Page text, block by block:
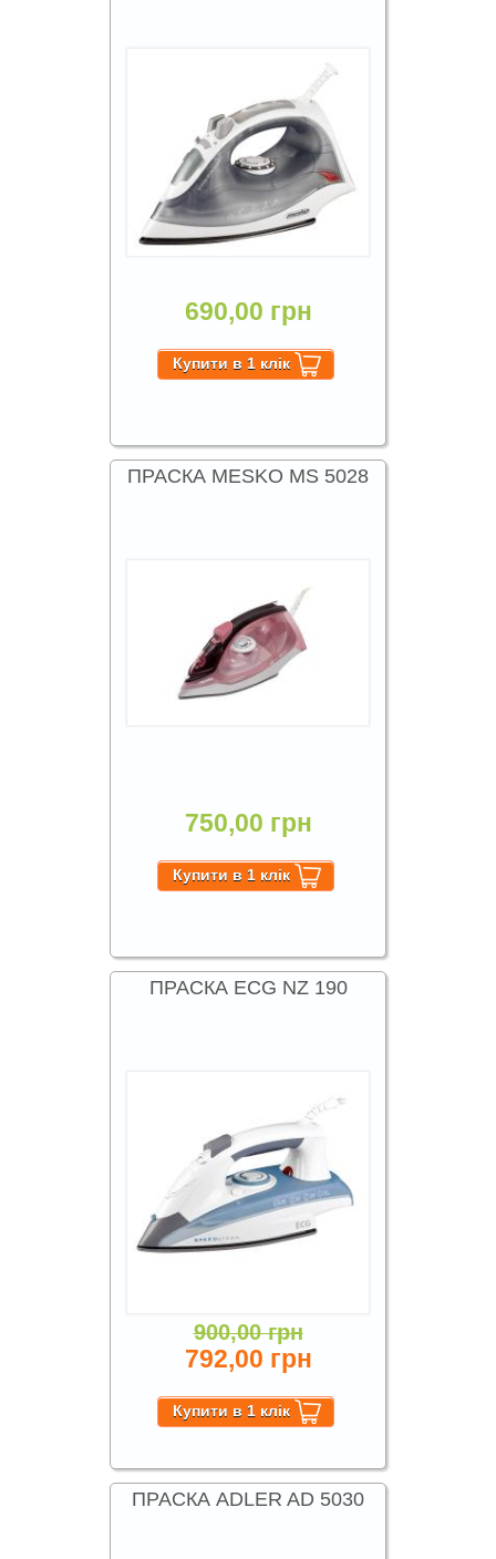
690,00 грн
ПРАСКА MESKO MS 5028
750,00 грн
ПРАСКА ECG NZ 190
900,00 грн
792,00 грн
ПРАСКА ADLER AD 5030